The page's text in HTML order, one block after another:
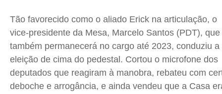
Tão favorecido como o aliado Erick na articulação, o
vice-presidente da Mesa, Marcelo Santos (PDT), que
também permanecerá no cargo até 2023, conduziu a
eleição de cima do pedestal. Cortou o microfone dos
deputados que reagiram à manobra, rebateu com
deboche e arrogância, e ainda vendeu que a Casa